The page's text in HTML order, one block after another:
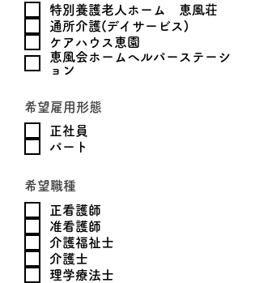
特別養護老人ホーム 恵風荘
通所介護(デイサービス)
ケアハウス恵園
恵風会ホームヘルパーステーシ
ョン
希望雇用形態
正社員
パート
希望職種
正看護師
准看護師
介護福祉士
介護士
理学療法士